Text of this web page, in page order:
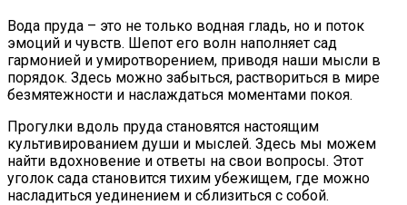
Вода пруда – это не только водная гладь, но и поток
эмоций и чувств. Шепот его волн наполняет сад
гармонией и умиротворением, приводя наши мысли в
порядок. Здесь можно забыться, раствориться в мире
безмятежности и наслаждаться моментами покоя.
Прогулки вдоль пруда становятся настоящим
культивированием души и мыслей. Здесь мы можем
найти вдохновение и ответы на свои вопросы. Этот
уголок сада становится тихим убежищем, где можно
насладиться уединением и сблизиться с собой.